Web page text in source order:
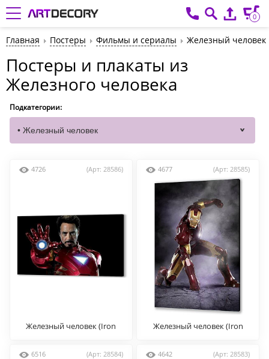
0
Главная Постеры Фильмы и сериалы Железный человек
Постеры и плакаты из
Железного человека
Подкатегории:
4726 (Арт: 28586)
Железный человек (Iron
4677 (Арт: 28585)
Железный человек (Iron
6516 (Арт: 28584) 4642 (Арт: 28583)